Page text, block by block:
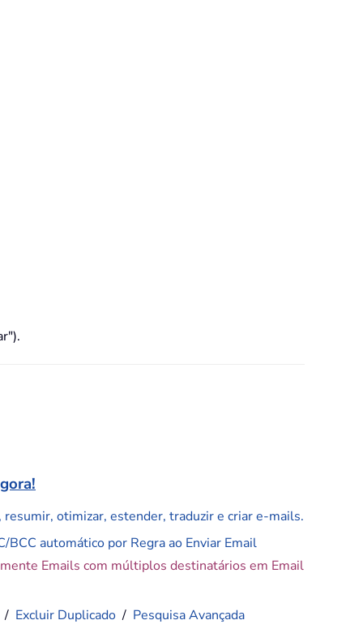
otimizar, estender, traduzir e criar e-mails.
BCC automático por Regra ao Enviar Email
Emails com múltiplos destinatários em Email
/ Excluir Duplicado / Pesquisa Avançada